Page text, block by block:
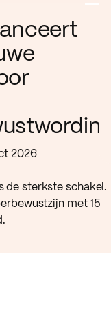
2026
de sterkste schakel.
met 15